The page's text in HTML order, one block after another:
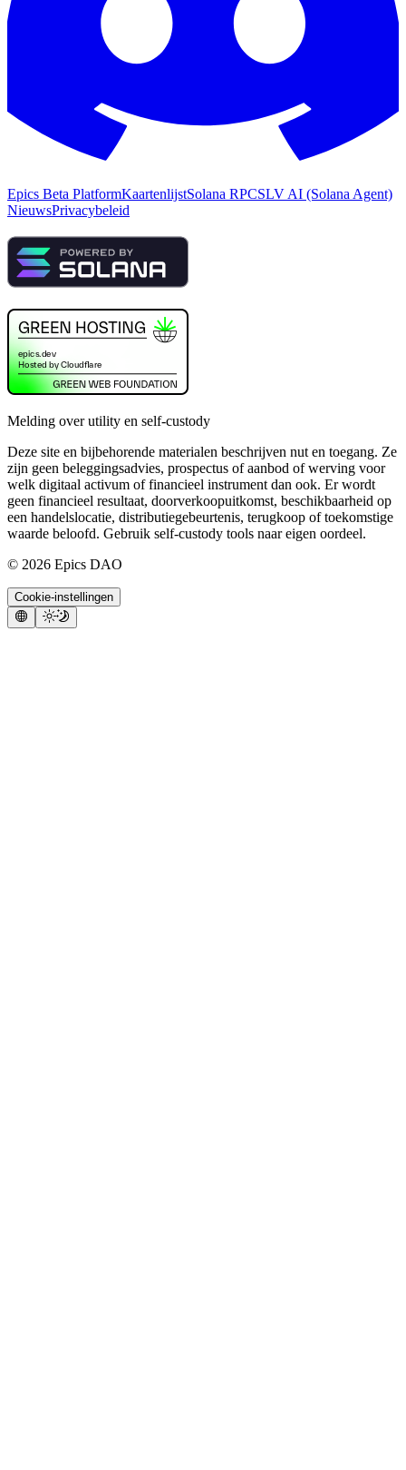
Epics Beta PlatformKaartenlijstSolana RPCSLV AI (Solana Agent)
NieuwsPrivacybeleid
Melding over utility en self-custody
Deze site en bijbehorende materialen beschrijven nut en toegang. Ze
zijn geen beleggingsadvies, prospectus of aanbod of werving voor
welk digitaal activum of financieel instrument dan ook. Er wordt
geen financieel resultaat, doorverkoopuitkomst, beschikbaarheid op
een handelslocatie, distributiegebeurtenis, terugkoop of toekomstige
waarde beloofd. Gebruik self-custody tools naar eigen oordeel.
© 2026 Epics DAO
Cookie-instellingen